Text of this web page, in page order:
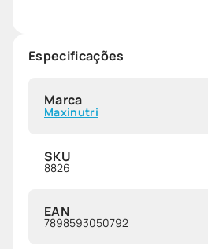
Especificações
Marca
Maxinutri
SKU
8826
EAN
7898593050792